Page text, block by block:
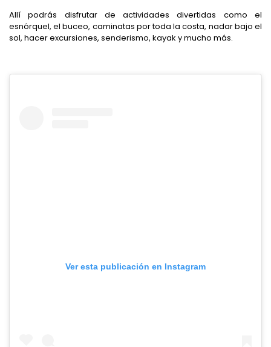
Allí podrás disfrutar de actividades divertidas como el
esnórquel, el buceo, caminatas por toda la costa, nadar bajo el
sol, hacer excursiones, senderismo, kayak y mucho más.
Ver esta publicación en Instagram